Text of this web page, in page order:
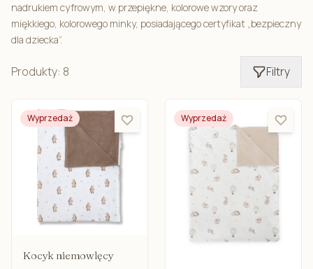
nadrukiem cyfrowym, w przepiękne, kolorowe wzory oraz
miękkiego, kolorowego minky, posiadającego certyfikat „bezpieczny
dla dziecka”.
Produkty: 8 Filtry
Wyprzedaż
Kocyk niemowlęcy
Wyprzedaż